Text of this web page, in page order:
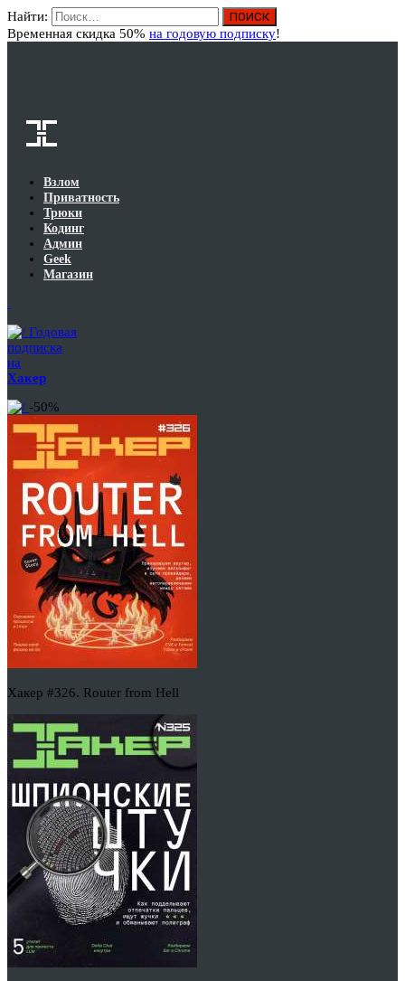
Найти:
Временная скидка 50% на годовую подписку!
Взлом
Приватность
Трюки
Кодинг
Админ
Geek
Магазин
Годовая
подписка
на
Хакер
-50%
Хакер #326. Router from Hell